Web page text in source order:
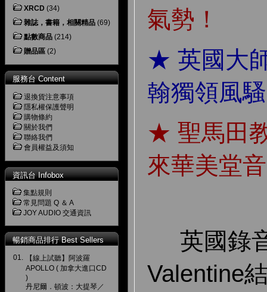
XRCD (34)
雜誌，書籍，相關精品 (69)
點數商品 (214)
贈品區 (2)
服務台 Content
退換貨注意事項
隱私權保護聲明
購物條約
關於我們
聯絡我們
會員權益及須知
資訊台 Infobox
集點規則
常見問題 Q ＆ A
JOY AUDIO 交通資訊
暢銷商品排行 Best Sellers
01.
【線上試聽】阿波羅
APOLLO ( 加拿大進口CD
)
丹尼爾．頓波：大提琴／
氣勢！
★ 英國大
翰獨領風
★ 聖馬田
來華美堂
英國錄
Valentine